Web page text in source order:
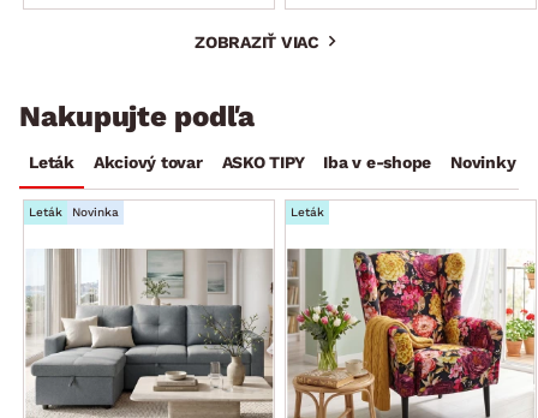
ZOBRAZIŤ VIAC
Nakupujte podľa
Leták Akciový tovar ASKO TIPY Iba v e-shope Novinky
Leták Novinka Leták